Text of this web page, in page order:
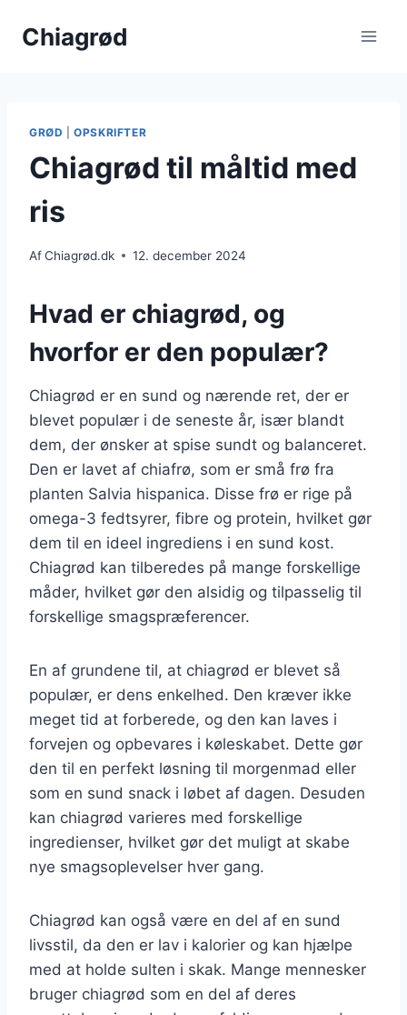
Chiagrød
GRØD |OPSKRIFTER
Chiagrød til måltid med
ris
AfChiagrød.dk 12. december 2024
Hvad er chiagrød, og
hvorfor er den populær?
Chiagrød er en sund og nærende ret, der er
blevet populær i de seneste år, især blandt
dem, der ønsker at spise sundt og balanceret.
Den er lavet af chiafrø, som er små frø fra
planten Salvia hispanica. Disse frø er rige på
omega-3 fedtsyrer, fibre og protein, hvilket gør
dem til en ideel ingrediens i en sund kost.
Chiagrød kan tilberedes på mange forskellige
måder, hvilket gør den alsidig og tilpasselig til
forskellige smagspræferencer.
En af grundene til, at chiagrød er blevet så
populær, er dens enkelhed. Den kræver ikke
meget tid at forberede, og den kan laves i
forvejen og opbevares i køleskabet. Dette gør
den til en perfekt løsning til morgenmad eller
som en sund snack i løbet af dagen. Desuden
kan chiagrød varieres med forskellige
ingredienser, hvilket gør det muligt at skabe
nye smagsoplevelser hver gang.
Chiagrød kan også være en del af en sund
livsstil, da den er lav i kalorier og kan hjælpe
med at holde sulten i skak. Mange mennesker
bruger chiagrød som en del af deres